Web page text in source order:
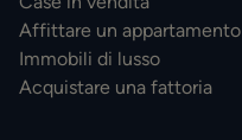
Affittare un appartamento
Immobili di lusso
Acquistare una fattoria